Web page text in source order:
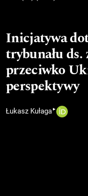
Inicjatywa
trybunału
przeciwko
perspektywy
Łukasz Kułaga▸